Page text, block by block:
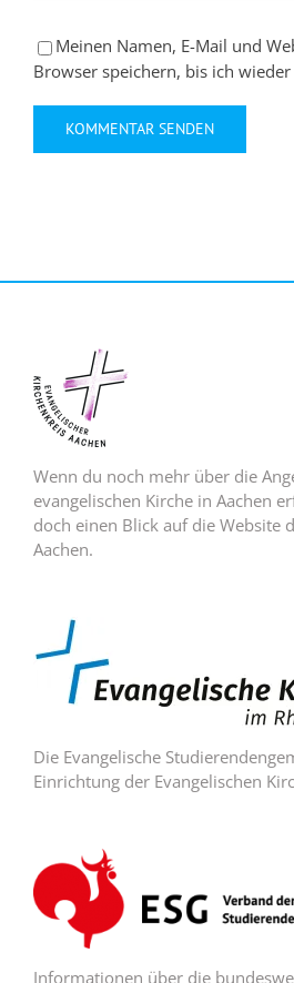
Meinen Namen, E-Mail und
Browser speichern, bis ich
Wenn du noch mehr über die
evangelischen Kirche in Aachen
doch einen Blick auf die Website
Aachen.
Die Evangelische
Einrichtung der Evangelischen
Informationen über die